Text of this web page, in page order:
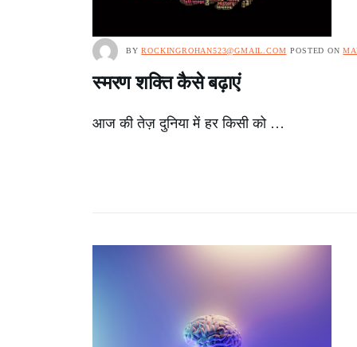
BYROCKINGROHAN523@GMAIL.COM POSTED ON
स्मरण शक्ति कैसे बढ़ाएं
आज की तेज़ दुनिया में हर किसी को …